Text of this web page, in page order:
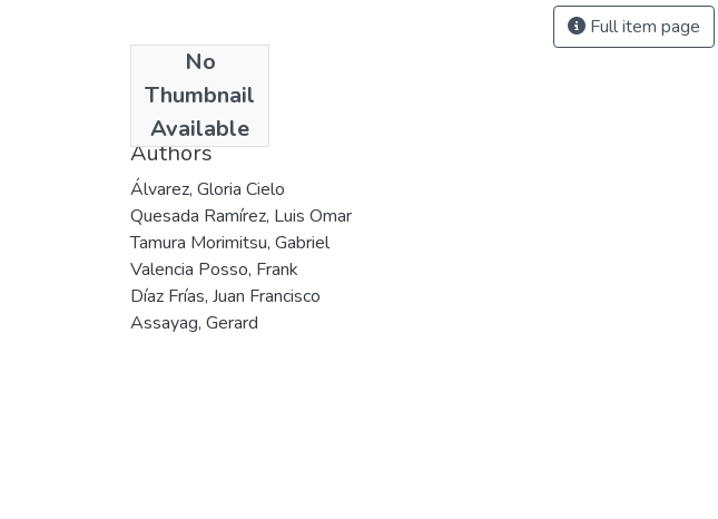
No
Thumbnail
Available
1999
Authors
Álvarez, Gloria Cielo
Quesada Ramírez, Luis Omar
Tamura Morimitsu, Gabriel
Valencia Posso, Frank
Díaz Frías, Juan Francisco
Assayag, Gerard
Full item page